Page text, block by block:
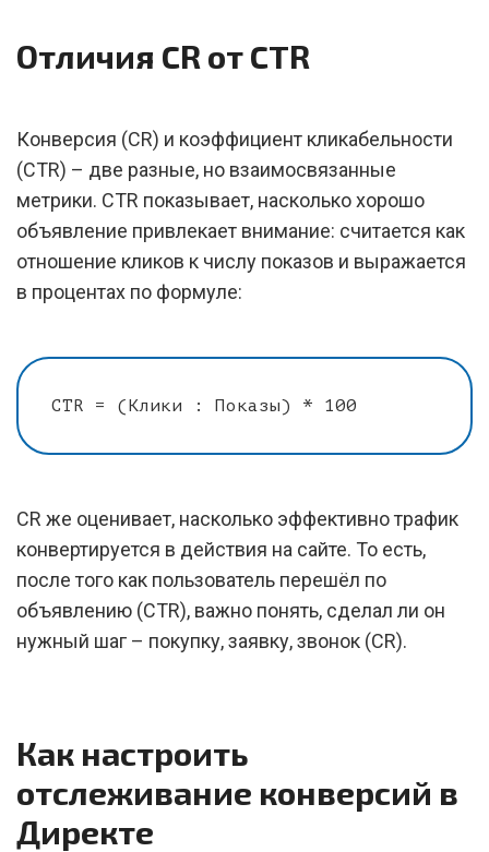
Отличия CR от CTR
Конверсия (CR) и коэффициент кликабельности
(CTR) – две разные, но взаимосвязанные
метрики. CTR показывает, насколько хорошо
объявление привлекает внимание: считается как
отношение кликов к числу показов и выражается
в процентах по формуле:
CTR = (Клики : Показы) * 100
CR же оценивает, насколько эффективно трафик
конвертируется в действия на сайте. То есть,
после того как пользователь перешёл по
объявлению (CTR), важно понять, сделал ли он
нужный шаг – покупку, заявку, звонок (CR).
Как настроить
отслеживание конверсий в
Директе